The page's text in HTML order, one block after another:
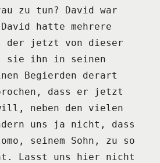
zu tun?
David war
hatte mehrere
der jetzt von dieser
sie ihn in seinen
Begierden derart
dass
er jetzt
neben den vielen
uns ja nicht, dass
seinem Sohn, zu so
Lasst uns hier nicht